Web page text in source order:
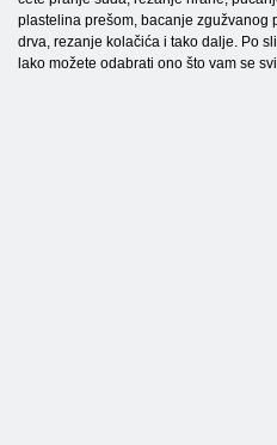
plastelina prešom, bacanje zgužvanog
drva, rezanje kolačića i tako dalje. Po
lako možete odabrati ono što vam se